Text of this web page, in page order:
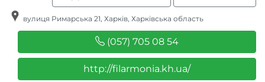
вулиця Римарська 21, Харків, Харківська область
(057) 705 08 54
http://filarmonia.kh.ua/